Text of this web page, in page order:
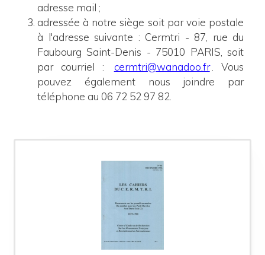
adresse mail ;
adressée à notre siège soit par voie postale
à l'adresse suivante : Cermtri - 87, rue du
Faubourg Saint-Denis - 75010 PARIS, soit
par courriel :
cermtri@wanadoo.fr . Vous
pouvez également nous joindre par
téléphone au 06 72 52 97 82.